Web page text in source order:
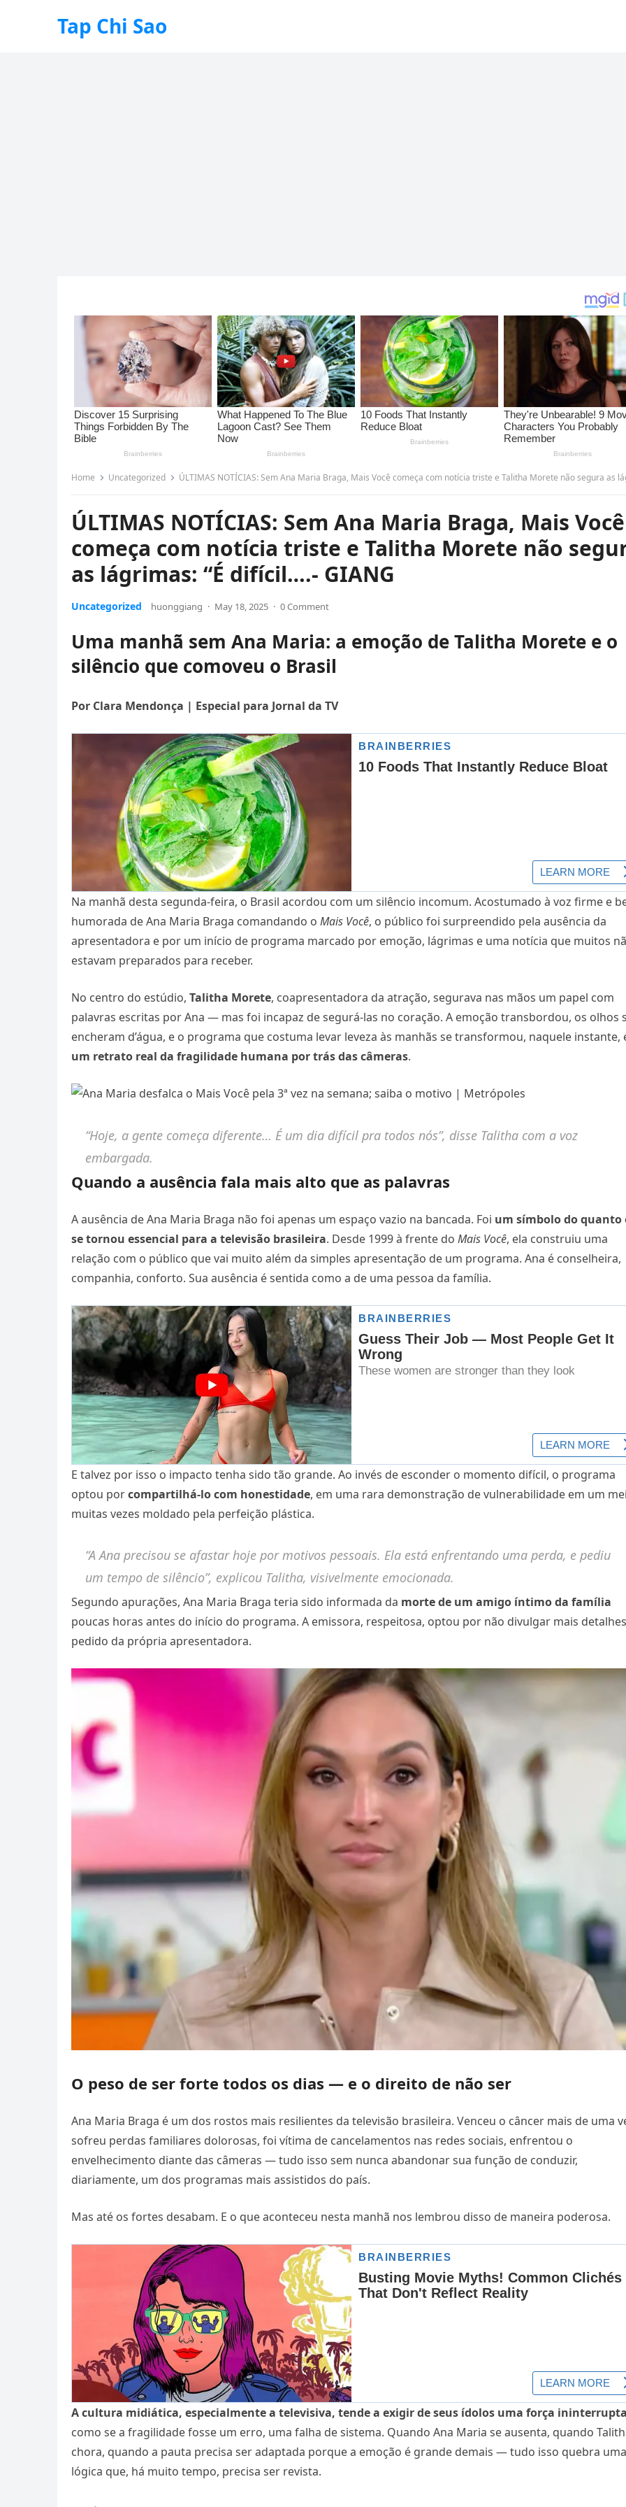
Tap Chi Sao
Home Uncategorized ÚLTIMAS NOTÍCIAS: Sem Ana Maria Braga, Mais Você começa com notícia triste e Talitha Morete não segura as lágrimas: “É difícil….-
ÚLTIMAS NOTÍCIAS: Sem Ana Maria Braga, Mais Você
começa com notícia triste e Talitha Morete não
as lágrimas: “É difícil….- GIANG
Uncategorized huonggiang · May 18, 2025 · 0 Comment
Uma manhã sem Ana Maria: a emoção de Talitha Morete e o
silêncio que comoveu o Brasil
Por Clara Mendonça | Especial para Jornal da TV
Na manhã desta segunda-feira, o Brasil acordou com um silêncio incomum. Acostumado à voz firme e
humorada de Ana Maria Braga comandando o Mais Você, o público foi surpreendido pela ausência da
apresentadora e por um início de programa marcado por emoção, lágrimas e uma notícia que muitos
estavam preparados para receber.
No centro do estúdio, Talitha Morete, coapresentadora da atração, segurava nas mãos um papel com
palavras escritas por Ana — mas foi incapaz de segurá-las no coração. A emoção transbordou, os olhos
encheram d’água, e o programa que costuma levar leveza às manhãs se transformou, naquele instante,
um retrato real da fragilidade humana por trás das câmeras.
“Hoje, a gente começa diferente… É um dia difícil pra todos nós”, disse Talitha com a voz
embargada.
Quando a ausência fala mais alto que as palavras
A ausência de Ana Maria Braga não foi apenas um espaço vazio na bancada. Foi um símbolo do quanto
se tornou essencial para a televisão brasileira. Desde 1999 à frente do Mais Você, ela construiu uma
relação com o público que vai muito além da simples apresentação de um programa. Ana é conselheira,
companhia, conforto. Sua ausência é sentida como a de uma pessoa da família.
E talvez por isso o impacto tenha sido tão grande. Ao invés de esconder o momento difícil, o programa
optou porcompartilhá-lo com honestidade, em uma rara demonstração de vulnerabilidade em um
muitas vezes moldado pela perfeição plástica.
“A Ana precisou se afastar hoje por motivos pessoais. Ela está enfrentando uma perda, e pediu
um tempo de silêncio”, explicou Talitha, visivelmente emocionada.
Segundo apurações, Ana Maria Braga teria sido informada da morte de um amigo íntimo da família
poucas horas antes do início do programa. A emissora, respeitosa, optou por não divulgar mais
pedido da própria apresentadora.
O peso de ser forte todos os dias — e o direito de não ser
Ana Maria Braga é um dos rostos mais resilientes da televisão brasileira. Venceu o câncer mais de uma
sofreu perdas familiares dolorosas, foi vítima de cancelamentos nas redes sociais, enfrentou o
envelhecimento diante das câmeras — tudo isso sem nunca abandonar sua função de conduzir,
diariamente, um dos programas mais assistidos do país.
Mas até os fortes desabam. E o que aconteceu nesta manhã nos lembrou disso de maneira poderosa.
A cultura midiática, especialmente a televisiva, tende a exigir de seus ídolos uma força
como se a fragilidade fosse um erro, uma falha de sistema. Quando Ana Maria se ausenta, quando
chora, quando a pauta precisa ser adaptada porque a emoção é grande demais — tudo isso quebra uma
lógica que, há muito tempo, precisa ser revista.